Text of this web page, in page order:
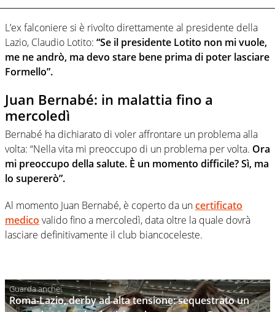
L’ex falconiere si è rivolto direttamente al presidente della
Lazio, Claudio Lotito: “Se il presidente Lotito non mi vuole,
me ne andrò, ma devo stare bene prima di poter lasciare
Formello”.
Juan Bernabé: in malattia fino a
mercoledì
Bernabé ha dichiarato di voler affrontare un problema alla
volta: “Nella vita mi preoccupo di un problema per volta. Ora
mi preoccupo della salute. È un momento difficile? Sì, ma
lo supererò”.
Al momento Juan Bernabé, è coperto da uncertificato
medico valido fino a mercoledì, data oltre la quale dovrà
lasciare definitivamente il club biancoceleste.
Roma-Lazio, derby ad alta tensione: sequestrato un